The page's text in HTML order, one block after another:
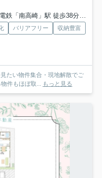
鉄「南高崎」駅 徒歩38分
バリアフリー
収納豊富
たい物件集合・現地解散でご
件もほぼ取... もっと見る